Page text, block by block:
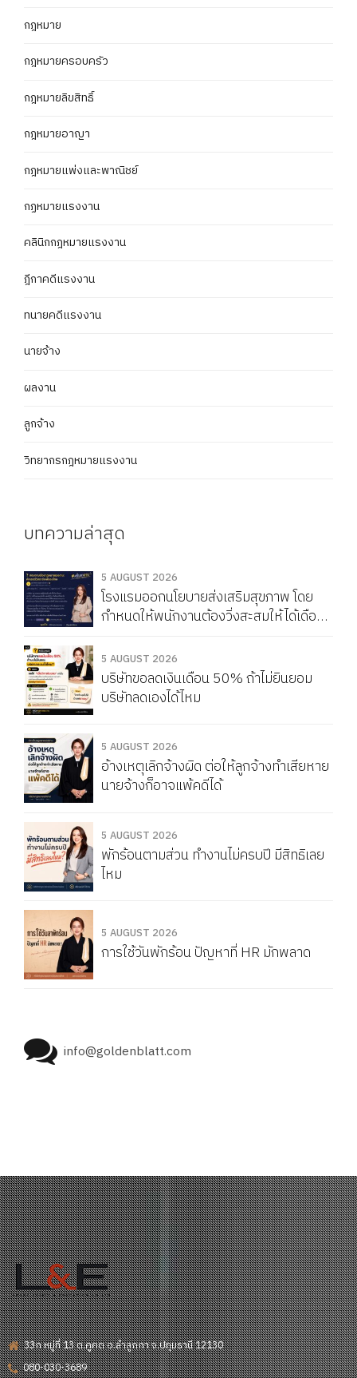
กฎหมาย
กฎหมายครอบครัว
กฎหมายลิขสิทธิ์
กฎหมายอาญา
กฎหมายแพ่งและพาณิชย์
กฏหมายแรงงาน
คลินิกกฎหมายแรงงาน
ฎีกาคดีแรงงาน
ทนายคดีแรงงาน
นายจ้าง
ผลงาน
ลูกจ้าง
วิทยากรกฎหมายแรงงาน
บทความล่าสุด
5 AUGUST 2026
โรงแรมออกนโยบายส่งเสริมสุขภาพ โดย
กำหนดให้พนักงานต้องวิ่งสะสมให้ได้เดือน
Service Charge แบบนี้ผิดกฎหมายไหม
5 AUGUST 2026
บริษัทขอลดเงินเดือน 50% ถ้าไม่ยินยอม
บริษัทลดเองได้ไหม
5 AUGUST 2026
อ้างเหตุเลิกจ้างผิด ต่อให้ลูกจ้างทำเสียหาย
นายจ้างก็อาจแพ้คดีได้
5 AUGUST 2026
พักร้อนตามส่วน ทำงานไม่ครบปี มีสิทธิเลย
ไหม
5 AUGUST 2026
การใช้วันพักร้อน ปัญหาที่ HR มักพลาด
info@goldenblatt.com
33ก หมู่ที่ 13 ต.คูคต อ.ลำลูกกา จ.ปทุมธานี 12130
080-030-3689